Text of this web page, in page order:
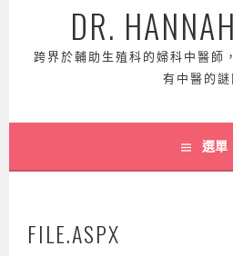
DR.
跨界於輔助生殖科的婦科中醫師
有中醫的謎
選單
FILE.ASPX